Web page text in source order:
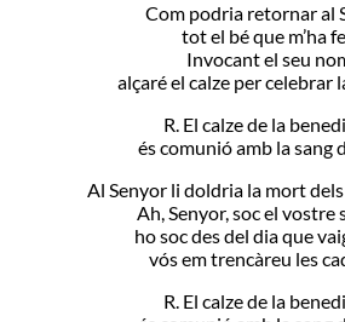
Com podria retornar al
tot el bé que m’ha
Invocant el seu
alçaré el calze per celebrar
R. El calze de la
és comunió amb la sang
Al Senyor li doldria la mort dels
Ah, Senyor, soc el vostre
ho soc des del dia que
vós em trencàreu les
R. El calze de la